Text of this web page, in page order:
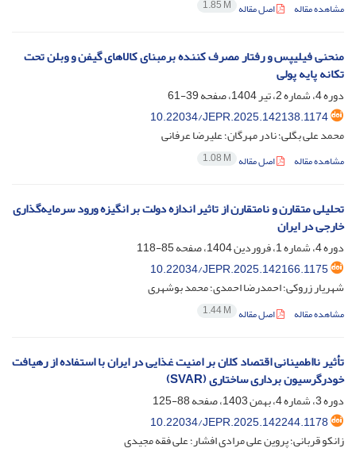
مشاهده مقاله اصل مقاله 1.85 M
منحنی فیلیپس و رفتار مصرف ‏کننده برمبنای کالاهای گیفن و وبلن تحت
تکانه‏ پایه پولی
دوره 4، شماره 2، تیر 1404، صفحه
39-61
10.22034/JEPR.2025.142138.1174
محمد علی بگلی؛ نادر مهرگان؛ علیرضا عرفانی
مشاهده مقاله اصل مقاله 1.08 M
تحلیلی متقارن و نامتقارن از تاثیر اندازه دولت بر انگیزه‌ ورود سرمایه‌گذاری
خارجی در ایران
دوره 4، شماره 1، فروردین 1404، صفحه
85-118
10.22034/JEPR.2025.142166.1175
شهریار زروکی؛ احمدرضا احمدی؛ محمد بوشهری
مشاهده مقاله اصل مقاله 1.44 M
تأثیر نااطمینانی اقتصاد کلان بر امنیت غذایی در ایران با استفاده از رهیافت
خودرگرسیون برداری ساختاری (SVAR)
دوره 3، شماره 4، بهمن 1403، صفحه
88-125
10.22034/JEPR.2025.142244.1178
زانکو قربانی؛ پروین علی مرادی افشار؛ علی فقه مجیدی